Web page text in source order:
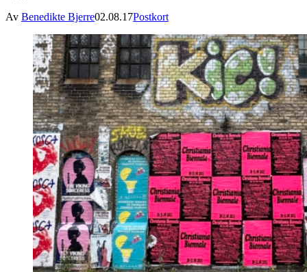
Av Benedikte Bjerre02.08.17Postkort